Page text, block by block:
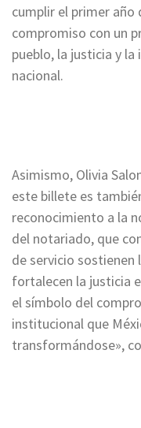
cumplir el primer año
compromiso con un
pueblo, la justicia y
nacional.
Asimismo, Olivia
este billete es
reconocimiento a la
del notariado, que
de servicio sostienen
fortalecen la justicia
el símbolo del
institucional que
transformándose»,